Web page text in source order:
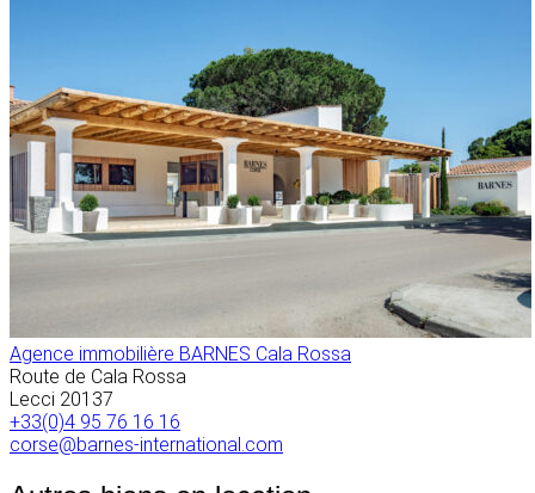
Agence immobilière BARNES Cala Rossa
Route de Cala Rossa
Lecci 20137
+33(0)4 95 76 16 16
corse@barnes-international.com